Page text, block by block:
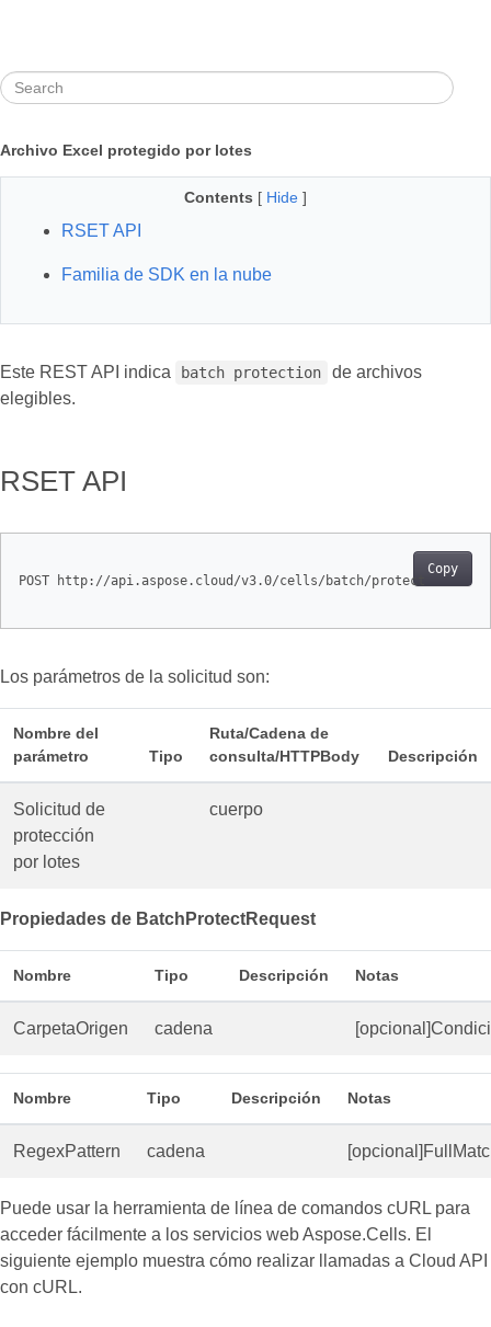
Archivo Excel protegido por lotes
Contents [ Hide ]
RSET API
Familia de SDK en la nube
Este REST API indica batch protection
de archivos
elegibles.
RSET API
Copy
POST http://api.aspose.cloud/v3.0/cells/batch/protect
Los parámetros de la solicitud son:
Nombre del
parámetro
Tipo
Ruta/Cadena de
consulta/HTTPBody
Descripción
Solicitud de
protección
por lotes
cuerpo
Propiedades de BatchProtectRequest
Nombre Tipo Descripción Notas
CarpetaOrigen cadena
Nombre Tipo Descripción Notas
RegexPattern cadena
Puede usar la herramienta de línea de comandos cURL para
acceder fácilmente a los servicios web Aspose.Cells. El
siguiente ejemplo muestra cómo realizar llamadas a Cloud API
con cURL.